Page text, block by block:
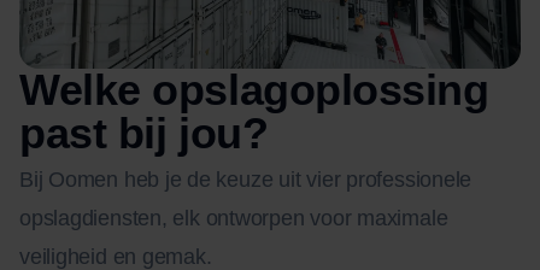
Welke opslagoplossing
past bij jou?
Bij Oomen heb je de keuze uit vier professionele
opslagdiensten, elk ontworpen voor maximale
veiligheid en gemak.